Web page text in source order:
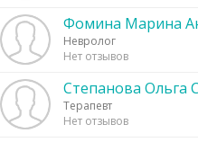
Фомина Марина
Невролог
Нет отзывов
Степанова Ольга
Терапевт
Нет отзывов